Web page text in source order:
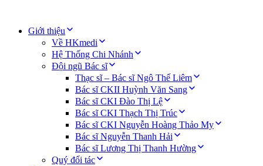
Giới thiệu
Về HKmedi
Hệ Thống Chi Nhánh
Đội ngũ Bác sĩ
Thạc sĩ – Bác sĩ Ngô Thế Liêm
Bác sĩ CKII Huỳnh Văn Sang
Bác sĩ CKI Đào Thị Lệ
Bác sĩ CKI Thạch Thị Trúc
Bác sĩ CKI Nguyễn Hoàng Thảo My
Bác sĩ Nguyễn Thanh Hải
Bác sĩ Lương Thị Thanh Hường
Quý đối tác